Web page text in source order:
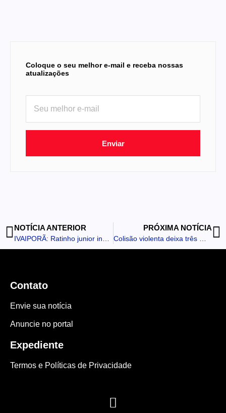
Coloque o seu melhor e-mail e receba nossas
atualizações
Enviar
NOTÍCIA ANTERIOR PRÓXIMA NOTÍCIA
Contato
Envie sua notícia
Anuncie no portal
Expediente
Termos e Políticas de Privacidade